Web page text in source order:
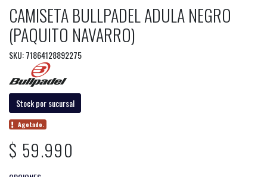
CAMISETA BULLPADEL ADULA NEGRO
(PAQUITO NAVARRO)
SKU: 71864128892275
Stock por sucursal
Agotado.
$ 59.990